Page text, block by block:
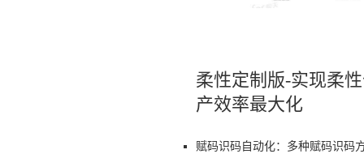
柔性定制版-实现柔
产效率最大化
赋码识码自动化：多种赋码识码